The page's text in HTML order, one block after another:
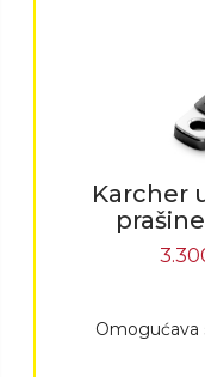
Karcher
Omogućava